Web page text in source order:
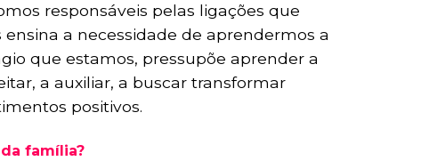
responsáveis pelas ligações que
a necessidade de aprendermos a
que estamos, pressupõe aprender a
a auxiliar, a buscar transformar
positivos.
família?